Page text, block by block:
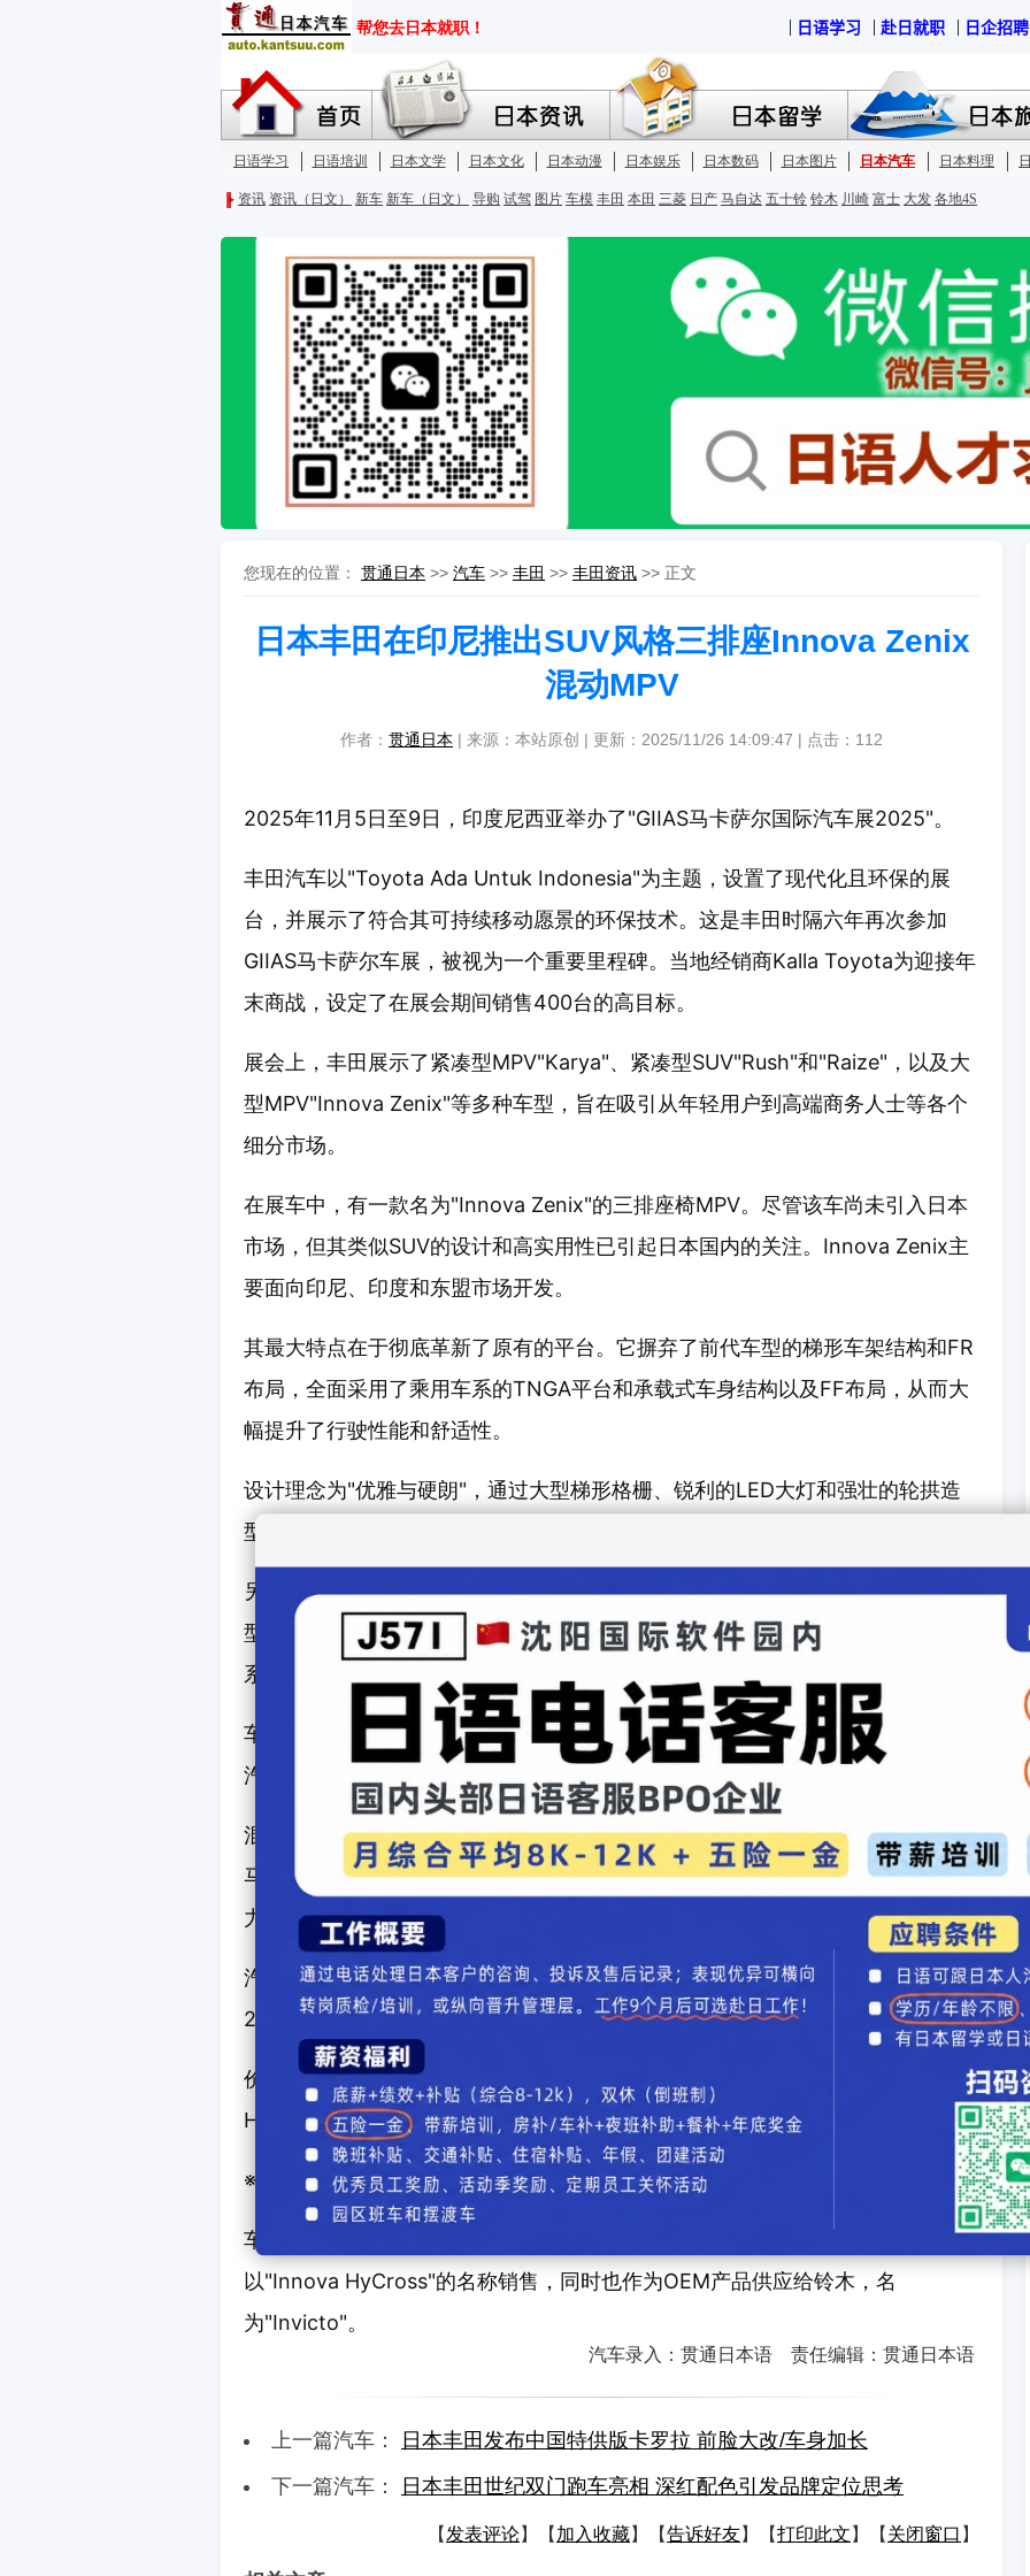
您现在的位置： 贯通日本 >> 汽车 >> 丰田 >> 丰田资讯 >> 正文
日本丰田在印尼推出SUV风格三排座Innova Zenix
混动MPV
作者： 贯通日本 | 来源：本站原创 | 更新：2025/11/26 14:09:47 | 点击： 112
2025年11月5日至9日，印度尼西亚举办了"GIIAS马卡萨尔国际汽车展2025"。
丰田汽车以"Toyota Ada Untuk Indonesia"为主题，设置了现代化且环保的展
台，并展示了符合其可持续移动愿景的环保技术。这是丰田时隔六年再次参加
GIIAS马卡萨尔车展，被视为一个重要里程碑。当地经销商Kalla Toyota为迎接年
末商战，设定了在展会期间销售400台的高目标。
展会上，丰田展示了紧凑型MPV"Karya"、紧凑型SUV"Rush"和"Raize"，以及大
型MPV"Innova Zenix"等多种车型，旨在吸引从年轻用户到高端商务人士等各个
细分市场。
在展车中，有一款名为"Innova Zenix"的三排座椅MPV。尽管该车尚未引入日本
市场，但其类似SUV的设计和高实用性已引起日本国内的关注。Innova Zenix主
要面向印尼、印度和东盟市场开发。
其最大特点在于彻底革新了原有的平台。它摒弃了前代车型的梯形车架结构和FR
布局，全面采用了乘用车系的TNGA平台和承载式车身结构以及FF布局，从而大
幅提升了行驶性能和舒适性。
设计理念为"优雅与硬朗"，通过大型梯形格栅、锐利的LED大灯和强壮的轮拱造
型等设计，实现了兼具MPV功能与SUV风格的外观。
另一个重要特点是，该系列首次推出了搭载丰田第五代混合动力系统的混动车
型。高配等级配备了全景可开启天窗、带扶手第二排船长座椅、10英寸后排娱乐
系统以及预防安全套装"Toyota Safety Sense"等先进装备。
车身尺寸为：长4755mm × 宽1850mm × 高1795mm，轴距为2850mm。提供
汽油和混合动力两种动力系统。
混合动力车型结合2.0升直列四缸发动机与CVT变速箱，系统综合最高输出为186
马力。汽油发动机最高输出152马力，最大扭矩187牛·米；电动机最高输出113马
力，最大扭矩206牛·米。
汽油车型搭载2.0升直列四缸发动机与CVT变速箱，最高输出174马力，最大扭矩
205牛·米。所有车型均采用FF驱动形式。
价格方面，汽油版基础等级"G"起价为4.19亿印尼卢比，混合动力版基础等级"G
HV"起价为4.58亿印尼卢比。
※ ※ ※
车名"ZENIX"是由"顶点"和"跨界"组合而成的造词。此外，该车在印度市场
以"Innova HyCross"的名称销售，同时也作为OEM产品供应给铃木，名
为"Invicto"。
汽车录入：贯通日本语 责任编辑：贯通日本语
上一篇汽车：
日本丰田发布中国特供版卡罗拉 前脸大改/车身加长
下一篇汽车：
日本丰田世纪双门跑车亮相 深红配色引发品牌定位思考
【 发表评论】【 加入收藏】【告诉好友】【打印此文 】【 关闭窗口 】